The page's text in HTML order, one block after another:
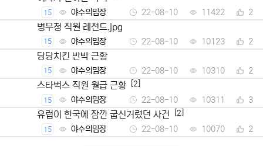
15 야수의밈장 22-08-10 11422 2
병무청 직원 레전드.jpg
15 야수의밈장 22-08-10 10123 2
당당치킨 반박 근황
15 야수의밈장 22-08-10 10310 2
스타벅스 직원 월급 근황 [2]
15 야수의밈장 22-08-10 10311 3
유럽이 한국에 잠깐 굽신거렸던 사건 [2]
15 야수의밈장 22-08-10 10070 2